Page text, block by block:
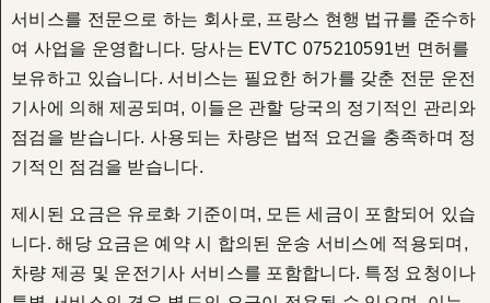
서비스를 전문으로 하는 회사로, 프랑스 현행 법규를 준수하
여 사업을 운영합니다. 당사는 EVTC 075210591번 면허를
보유하고 있습니다. 서비스는 필요한 허가를 갖춘 전문 운전
기사에 의해 제공되며, 이들은 관할 당국의 정기적인 관리와
점검을 받습니다. 사용되는 차량은 법적 요건을 충족하며 정
기적인 점검을 받습니다.
제시된 요금은 유로화 기준이며, 모든 세금이 포함되어 있습
니다. 해당 요금은 예약 시 합의된 운송 서비스에 적용되며,
차량 제공 및 운전기사 서비스를 포함합니다. 특정 요청이나